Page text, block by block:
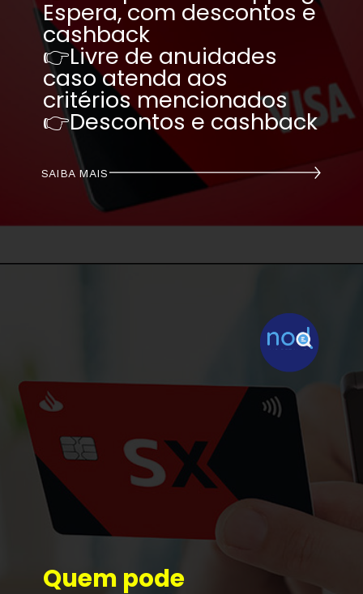
SAIBA MAIS
Espera, com descontos e
cashback
👉Livre de anuidades
caso atenda aos
critérios mencionados
👉Descontos e cashback
Quem pode